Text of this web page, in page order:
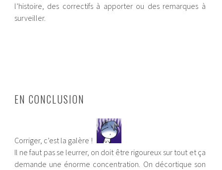
l’histoire, des correctifs à apporter ou des remarques à
surveiller.
EN CONCLUSION
Corriger, c’est la galère !
Il ne faut pas se leurrer, on doit être rigoureux sur tout et ça
demande une énorme concentration. On décortique son